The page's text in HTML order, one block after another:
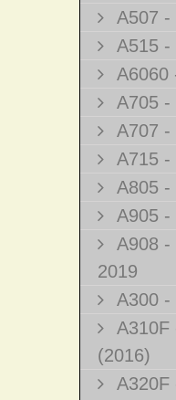
A507 -
A515 -
A6060
A705 -
A707 -
A715 -
A805 -
A905 -
A908 -
2019
A300 -
A310F
(2016)
A320F